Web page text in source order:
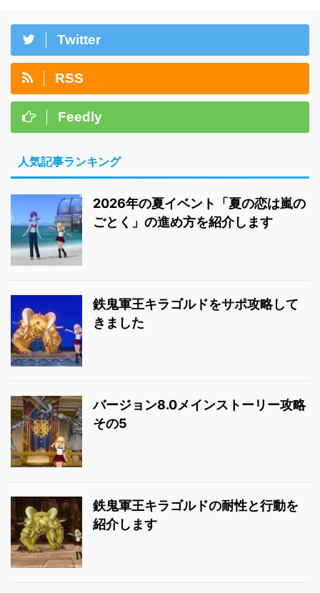
Twitter
RSS
Feedly
人気記事ランキング
2026年の夏イベント「夏の恋は嵐の
ごとく」の進め方を紹介します
鉄鬼軍王キラゴルドをサポ攻略して
きました
バージョン8.0メインストーリー攻略
その5
鉄鬼軍王キラゴルドの耐性と行動を
紹介します